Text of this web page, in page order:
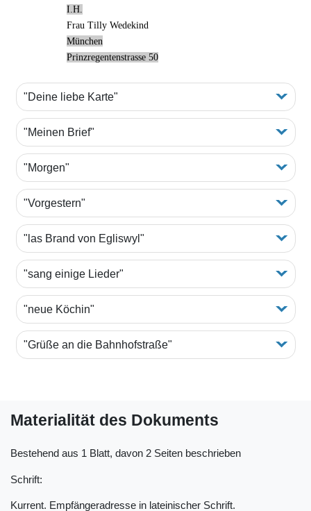
I.H.
Frau Tilly Wedekind
München
Prinzregentenstrasse 50
"Deine liebe Karte"
"Meinen Brief"
"Morgen"
"Vorgestern"
"las Brand von Egliswyl"
"sang einige Lieder"
"neue Köchin"
"Grüße an die Bahnhofstraße"
Materialität des Dokuments
Bestehend aus 1 Blatt, davon 2 Seiten beschrieben
Schrift:
Kurrent. Empfängeradresse in lateinischer Schrift.